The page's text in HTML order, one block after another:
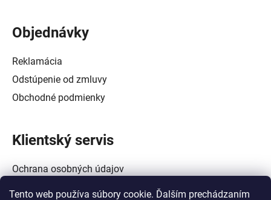
Tento web používa súbory cookie. Ďalším prechádzaním
Objednávky
Reklamácia
Odstúpenie od zmluvy
Obchodné podmienky
Klientský servis
Ochrana osobných údajov
Alternatívne riešenie spotrebiteľských sporov